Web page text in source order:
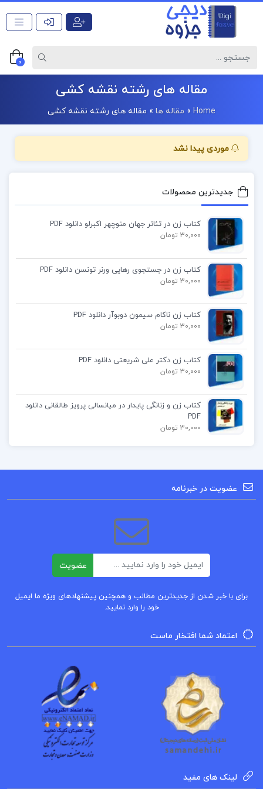
0
مقاله های رشته نقشه کشی
Home
» مقاله ها » مقاله های رشته نقشه کشی
موردی پیدا نشد
جدیدترین محصولات
کتاب زن در تئاتر جهان منوچهر اکبرلو دانلود PDF
30,000 تومان
کتاب زن در جستجوی رهایی ورنر تونسن دانلود PDF
30,000 تومان
کتاب زن ناکام سیمون دوبوآر دانلود PDF
30,000 تومان
کتاب زن دکتر علی شریعتی دانلود PDF
30,000 تومان
کتاب زن و زنانگی پایدار در میانسالی پرویز طالقانی دانلود
PDF
30,000 تومان
عضویت در خبرنامه
عضویت
برای با خبر شدن از جدیدترین مطالب و همچنین پیشنهادهای ویژه ما ایمیل
خود را وارد نمایید.
اعتماد شما افتخار ماست
لینک های مفید